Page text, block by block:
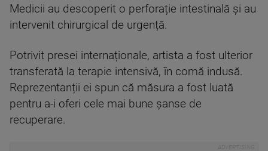
Medicii au descoperit o perforație intestinală și au
intervenit chirurgical de urgență.
Potrivit presei internaționale, artista a fost ulterior
transferată la terapie intensivă, în comă indusă.
Reprezentanții ei spun că măsura a fost luată
pentru a-i oferi cele mai bune șanse de
recuperare.